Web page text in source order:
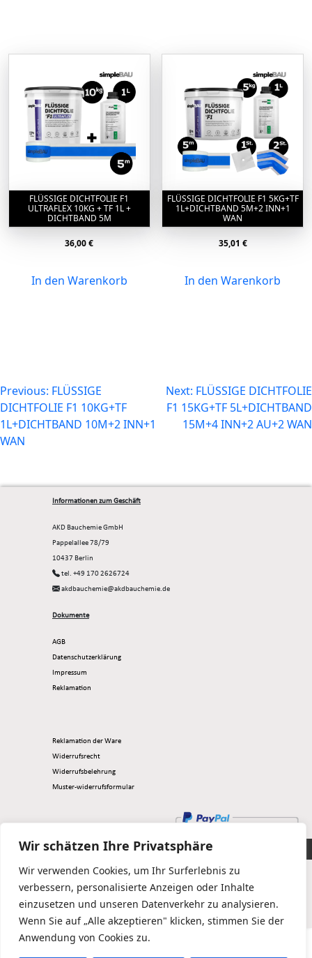
Wir schätzen Ihre Privatsphäre
Wir verwenden Cookies, um Ihr Surferlebnis zu
verbessern, personalisierte Anzeigen oder Inhalte
einzusetzen und unseren Datenverkehr zu analysieren.
Wenn Sie auf „Alle akzeptieren" klicken, stimmen Sie der
Anwendung von Cookies zu.
FLÜSSIGE DICHTFOLIE F1
ULTRAFLEX 10KG + TF 1L +
DICHTBAND 5M
36,00€
In den Warenkorb
FLÜSSIGE DICHTFOLIE F1 5KG+TF
1L+DICHTBAND 5M+2 INN+1
WAN
35,01 €
In den Warenkorb
Beitragsnavigation
Previous: FLÜSSIGE
DICHTFOLIE F1 10KG+TF
1L+DICHTBAND 10M+2 INN+1
WAN
Next: FLÜSSIGE DICHTFOLIE
F1 15KG+TF 5L+DICHTBAND
15M+4 INN+2 AU+2 WAN
Informationen zum Geschäft
AKD Bauchemie GmbH
Pappelallee 78/79
10437 Berlin
tel. +49 170 2626724
akdbauchemie@akdbauchemie.de
Dokumente
AGB
Datenschutzerklärung
Impressum
Reklamation
Reklamation der Ware
Widerrufsrecht
Widerrufsbelehrung
Muster-widerrufsformular
Copyright@simpleBAU